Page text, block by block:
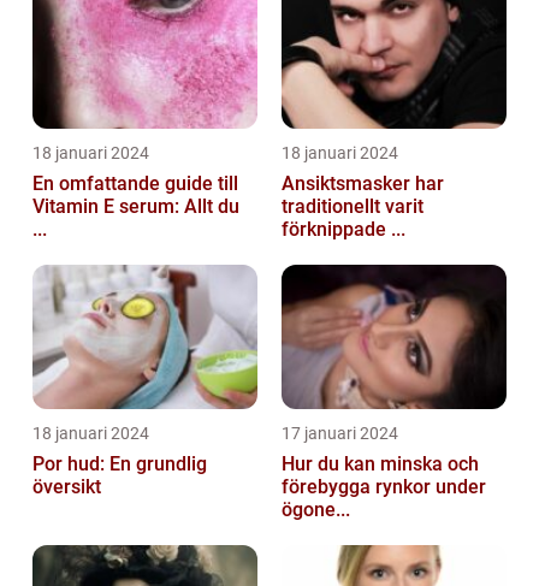
18 januari 2024
En omfattande guide till
Vitamin E serum: Allt du
...
18 januari 2024
Ansiktsmasker har
traditionellt varit
förknippade ...
18 januari 2024
Por hud: En grundlig
översikt
17 januari 2024
Hur du kan minska och
förebygga rynkor under
ögone...